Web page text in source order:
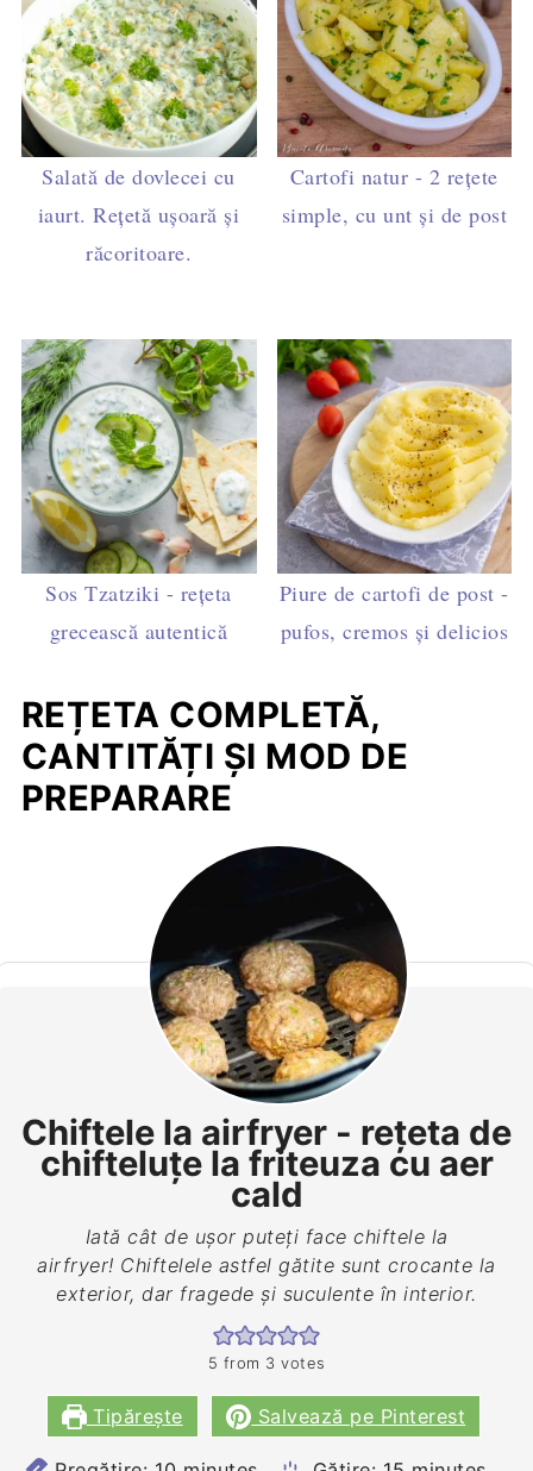
Salată de dovlecei cu
iaurt. Rețetă ușoară și
răcoritoare.
Cartofi natur - 2 rețete
simple, cu unt și de post
Sos Tzatziki - rețeta
grecească autentică
Piure de cartofi de post -
pufos, cremos și delicios
REȚETA COMPLETĂ,
CANTITĂȚI ȘI MOD DE
PREPARARE
Chiftele la airfryer - rețeta de
chifteluțe la friteuza cu aer
cald
Iată cât de ușor puteți face chiftele la
airfryer! Chiftelele astfel gătite sunt crocante la
exterior, dar fragede și suculente în interior.
5 from 3 votes
Tipărește Salvează pe Pinterest